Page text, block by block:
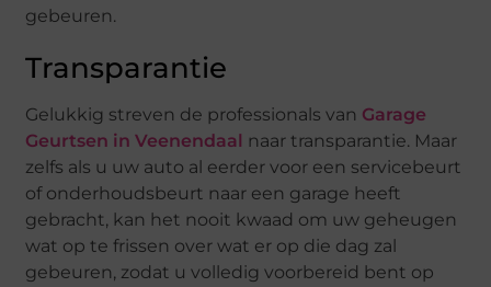
gebeuren.
Transparantie
Gelukkig streven de professionals van Garage
Geurtsen in Veenendaal naar transparantie. Maar
zelfs als u uw auto al eerder voor een servicebeurt
of onderhoudsbeurt naar een garage heeft
gebracht, kan het nooit kwaad om uw geheugen
wat op te frissen over wat er op die dag zal
gebeuren, zodat u volledig voorbereid bent op